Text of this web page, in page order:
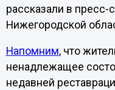
рассказали в пресс-
Нижегородской
Напомним, что
ненадлежащее
недавней